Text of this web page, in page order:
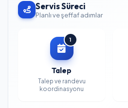
Servis Süreci
Planlı ve şeffaf adımlar
1
Talep
Talep ve randevu
koordinasyonu